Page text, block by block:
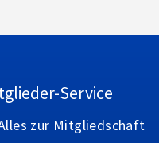
Service
zur Mitgliedschaft